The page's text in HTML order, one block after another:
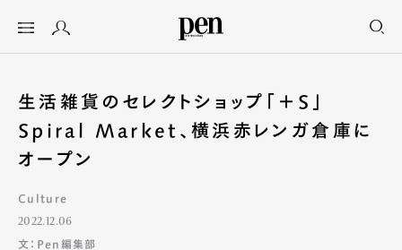
生活雑貨のセレクトショップ「＋S」
Spiral Market、横浜赤レンガ倉庫に
オープン
Culture
2022.12.06
文：Pen編集部